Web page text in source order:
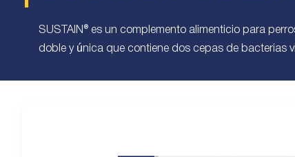
SUSTAIN® es un complemento alimenticio para
doble y única que contiene dos cepas de bacterias